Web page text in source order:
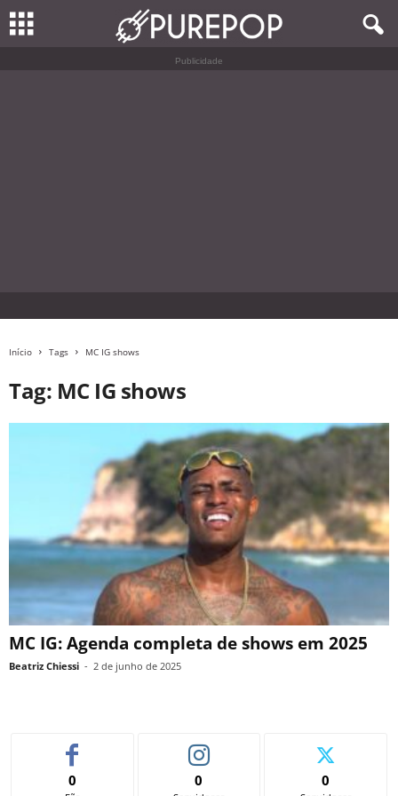
Publicidade
Início Tags MC IG shows
Tag: MC IG shows
MC IG: Agenda completa de shows em 2025
Beatriz Chiessi - 2 de junho de 2025
0 0 0